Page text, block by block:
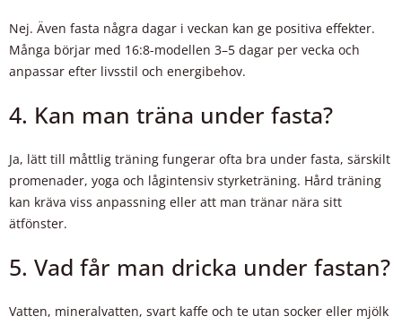
Nej. Även fasta några dagar i veckan kan ge positiva effekter.
Många börjar med 16:8-modellen 3–5 dagar per vecka och
anpassar efter livsstil och energibehov.
4. Kan man träna under fasta?
Ja, lätt till måttlig träning fungerar ofta bra under fasta, särskilt
promenader, yoga och lågintensiv styrketräning. Hård träning
kan kräva viss anpassning eller att man tränar nära sitt
ätfönster.
5. Vad får man dricka under fastan?
Vatten, mineralvatten, svart kaffe och te utan socker eller mjölk